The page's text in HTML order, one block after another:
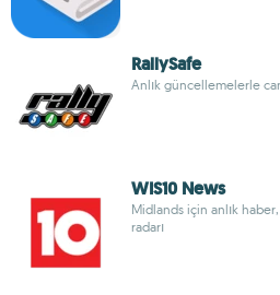
RallySafe
Anlık güncellemelerle
WIS10 News
Midlands için anlık
radarı